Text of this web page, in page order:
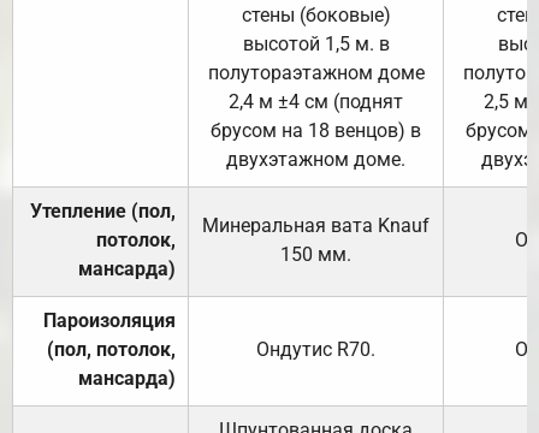
стены (боковые)
высотой 1,5 м. в
полутораэтажном доме
2,4 м ±4 см (поднят
брусом на 18 венцов) в
двухэтажном доме.
2,5 м
брусом
Утепление (пол,
потолок,
мансарда)
Минеральная вата Knauf
150 мм.
Пароизоляция
(пол, потолок,
мансарда)
Ондутис R70.